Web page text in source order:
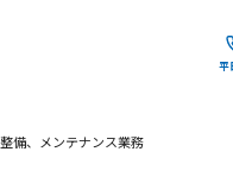
平
備、メンテナンス業務